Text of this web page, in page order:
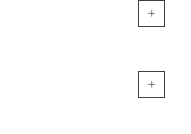
+
+